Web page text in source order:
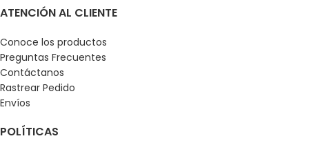
ATENCIÓN AL CLIENTE
Conoce los productos
Preguntas Frecuentes
Contáctanos
Rastrear Pedido
Envíos
POLÍTICAS